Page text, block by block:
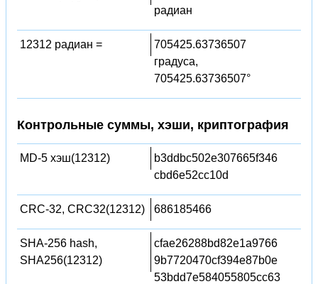
радиан
12312 радиан =
705425.63736507
градуса,
705425.63736507°
Контрольные суммы, хэши, криптография
MD-5 хэш(12312)
b3ddbc502e307665f346
cbd6e52cc10d
CRC-32, CRC32(12312) 686185466
SHA-256 hash,
SHA256(12312)
cfae26288bd82e1a9766
9b7720470cf394e87b0e
53bdd7e584055805cc63